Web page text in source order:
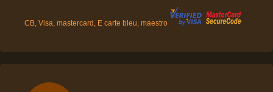
CB, Visa, mastercard, E carte bleu, maestro